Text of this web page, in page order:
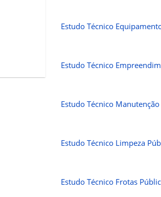
Estudo Técnico
Estudo Técnico
Estudo Técnico
Estudo Técnico Limpeza
Estudo Técnico Frotas